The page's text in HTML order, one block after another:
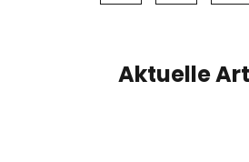
Aktuelle